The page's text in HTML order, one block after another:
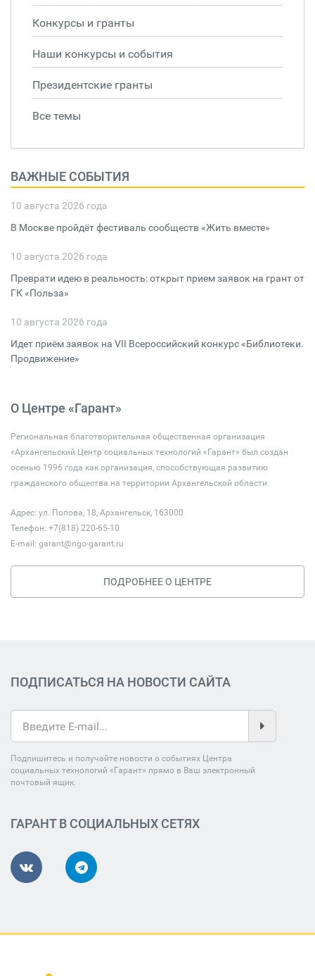
Конкурсы и гранты
Наши конкурсы и события
Президентские гранты
Все темы
ВАЖНЫЕ СОБЫТИЯ
10 августа 2026 года
В Москве пройдёт фестиваль сообществ «Жить вместе»
10 августа 2026 года
Преврати идею в реальность: открыт прием заявок на грант от
ГК «Польза»
10 августа 2026 года
Идет приём заявок на VII Всероссийский конкурс «Библиотеки.
Продвижение»
О Центре «Гарант»
Региональная благотворительная общественная организация
«Архангельский Центр социальных технологий «Гарант» был создан
осенью 1996 года как организация, способствующая развитию
гражданского общества на территории Архангельской области
Адрес: ул. Попова, 18, Архангельск, 163000
Телефон: +7(818) 220-65-10
E-mail: garant@ngo-garant.ru
ПОДРОБНЕЕ О ЦЕНТРЕ
ПОДПИСАТЬСЯ НА НОВОСТИ САЙТА
Подпишитесь и получайте новости о событиях Центра
социальных технологий «Гарант» прямо в Ваш электронный
почтовый ящик.
ГАРАНТ В СОЦИАЛЬНЫХ СЕТЯХ